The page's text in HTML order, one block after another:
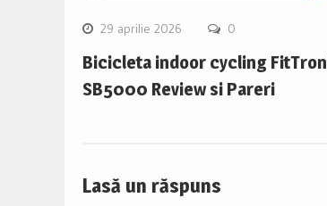
29 aprilie 2026 0
Bicicleta indoor cycling
SB5000 Review si Pareri
Lasă un răspuns